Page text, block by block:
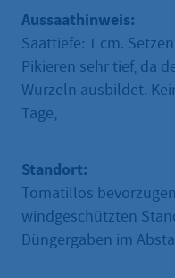
Aussaathinweis:
Saattiefe: 1 cm.
Pikieren sehr tief, da
Wurzeln ausbildet.
Tage,
Standort:
Tomatillos
windgeschützten
Düngergaben im